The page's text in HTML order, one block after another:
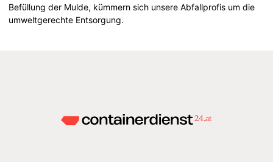
Befüllung der Mulde, kümmern sich unsere Abfallprofis um die
umweltgerechte Entsorgung.